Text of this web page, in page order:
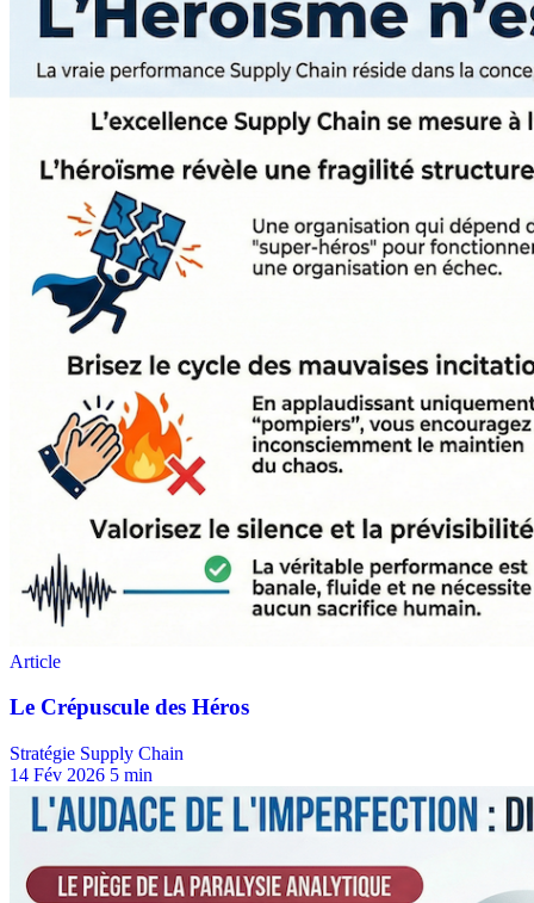
Stratégie Supply Chain
14 Fév 2026 5 min